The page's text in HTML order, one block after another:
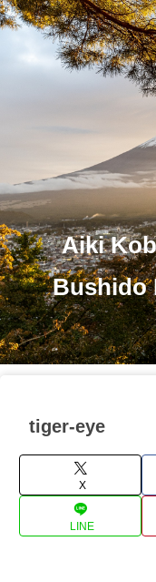
Aiki
Bushido
tiger-eye
X
LINE